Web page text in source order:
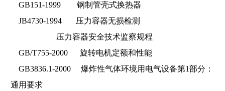
GB151-1999 钢制管壳式换热器
JB4730-1994 压力容器无损检测
压力容器安全技术监察规程
GB/T755-2000 旋转电机定额和性能
GB3836.1-2000 爆炸性气体环境用电气设备第1部分：
通用要求